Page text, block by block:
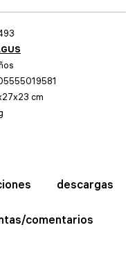
cm
descargas
comentarios